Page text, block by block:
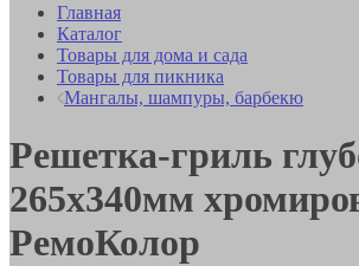
Главная
Каталог
Товары для дома и сада
Товары для пикника
Мангалы, шампуры, барбекю
Решетка-гриль
265х340мм
РемоКолор